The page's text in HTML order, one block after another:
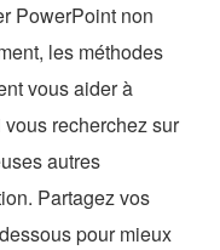
PowerPoint non
les méthodes
vous aider à
recherchez sur
autres
Partagez vos
pour mieux